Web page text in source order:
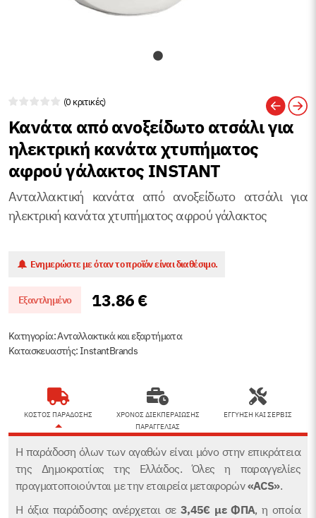
(0 κριτικές)
Κανάτα από ανοξείδωτο ατσάλι για
ηλεκτρική κανάτα χτυπήματος
αφρού γάλακτος INSTANT
Ανταλλακτική κανάτα από ανοξείδωτο ατσάλι για
ηλεκτρική κανάτα χτυπήματος αφρού γάλακτος
Ενημερώστε με όταν το προϊόν είναι διαθέσιμο.
Εξαντλημένο 13.86 €
Κατηγορία:Ανταλλακτικά και εξαρτήματα
Κατασκευαστής: InstantBrands
ΚΟΣΤΟΣ ΠΑΡΑΔΟΣΗΣ
ΧΡΟΝΟΣ ΔΙΕΚΠΕΡΑΙΩΣΗΣ
ΠΑΡΑΓΓΕΛΙΑΣ
ΕΓΓΥΗΣΗ ΚΑΙ ΣΕΡΒΙΣ
Η παράδοση όλων των αγαθών είναι μόνο στην επικράτεια
της Δημοκρατίας της Ελλάδος. Όλες η παραγγελίες
πραγματοποιούνται με την εταιρεία μεταφορών«ACS».
Η άξια παράδοσης ανέρχεται σε 3,45€ με ΦΠΑ, η οποία